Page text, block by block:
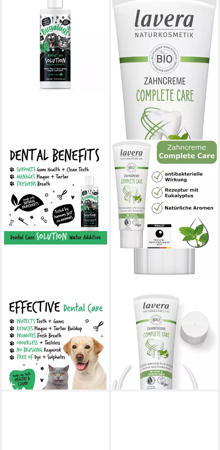
BUGALUGS
Tier-Zahncreme Bugalugs
Zahnpflegelösung –
Wasserzusatz für Hunde und
Katzen, (Eine Flasche)
13,90 €
(55,60 €/ 1 l)
lieferbar - in 3-4 Werktagen bei dir
Zahnpasta Complete Care
Zahncreme, (1-St)
3,29 €
(4,39 €/ 100 ml)
lieferbar - in 2-3 Werktagen bei dir